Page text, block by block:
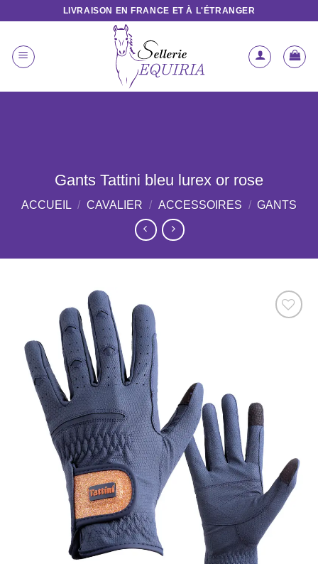
contenu
LIVRAISON EN FRANCE ET À L'ÉTRANGER
Gants Tattini bleu lurex or rose
ACCUEIL / CAVALIER / ACCESSOIRES / GANTS